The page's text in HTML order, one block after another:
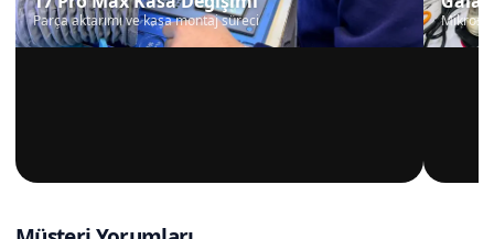
Parça aktarımı ve kasa montaj süreci